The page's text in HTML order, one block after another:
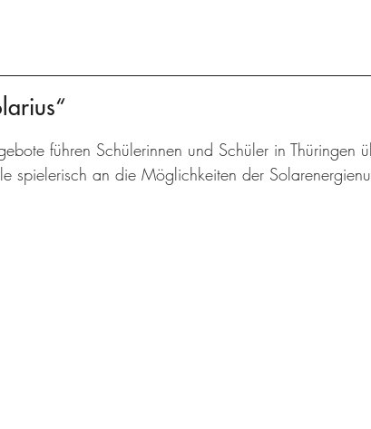
führen Schülerinnen und Schüler in Thüringen
spielerisch an die Möglichkeiten der